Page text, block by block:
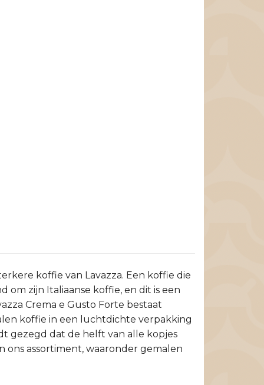
koffie van Lavazza. Een koffie die
om zijn Italiaanse koffie, en dit is een
Crema e Gusto Forte bestaat
koffie in een luchtdichte verpakking
gezegd dat de helft van alle kopjes
ons assortiment, waaronder gemalen